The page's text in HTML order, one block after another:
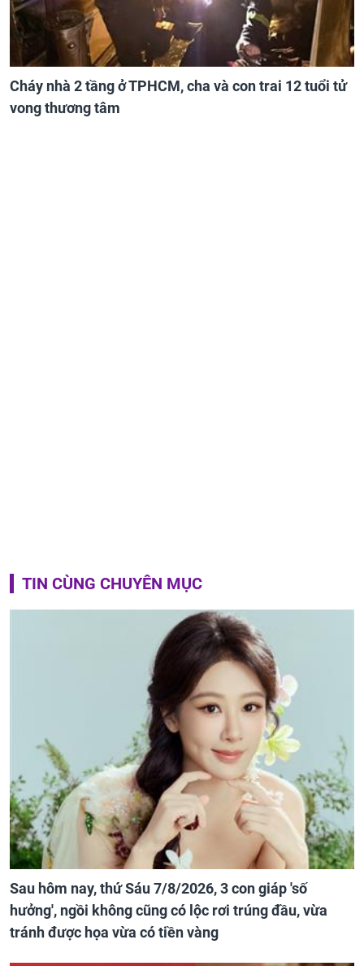
Cháy nhà 2 tầng ở TPHCM, cha và con trai 12 tuổi tử
vong thương tâm
TIN CÙNG CHUYÊN MỤC
Sau hôm nay, thứ Sáu 7/8/2026, 3 con giáp 'số
hưởng', ngồi không cũng có lộc rơi trúng đầu, vừa
tránh được họa vừa có tiền vàng